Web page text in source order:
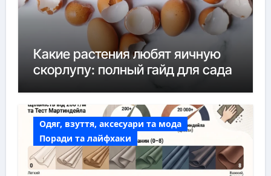
Какие растения любят яичную
скорлупу: полный гайд для сада
Одяг, взуття, аксесуари та мода
Поради та лайфхаки